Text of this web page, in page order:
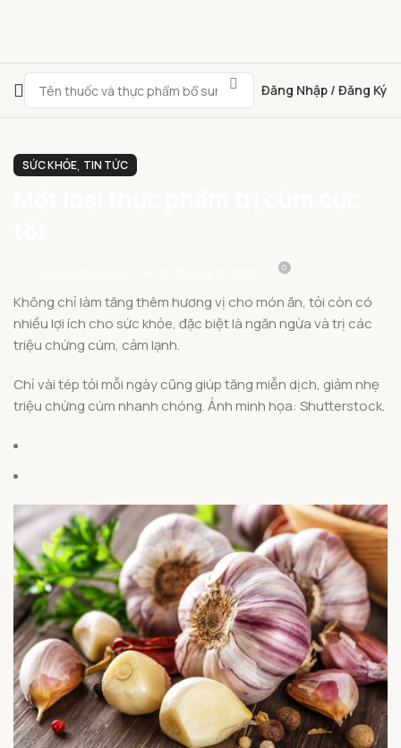
Đăng Nhập / Đăng Ký
SỨC KHỎE, TIN TỨC
0
Không chỉ làm tăng thêm hương vị cho món ăn, tỏi còn có
nhiều lợi ích cho sức khỏe, đặc biệt là ngăn ngừa và trị các
triệu chứng cúm, cảm lạnh.
Chỉ vài tép tỏi mỗi ngày cũng giúp tăng miễn dịch, giảm nhẹ
triệu chứng cúm nhanh chóng. Ảnh minh họa: Shutterstock.